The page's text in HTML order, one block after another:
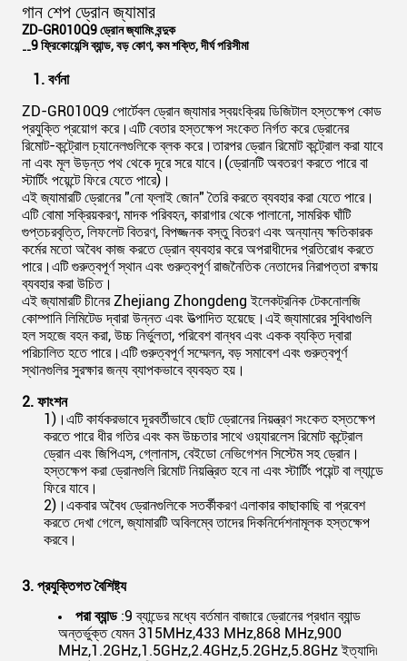
গান শেপ ড্রোন জ্যামার
ZD-GR010Q9 ড্রোন জ্যামিং বন্দুক
--9 ফ্রিকোয়েন্সি ব্যান্ড, বড় কোণ, কম শক্তি, দীর্ঘ পরিসীমা
1. বর্ণনা
ZD-GR010Q9 পোর্টেবল ড্রোন জ্যামার স্বয়ংক্রিয় ডিজিটাল হস্তক্ষেপ কোড
প্রযুক্তি প্রয়োগ করে।এটি বেতার হস্তক্ষেপ সংকেত নির্গত করে ড্রোনের
রিমোট-কন্ট্রোল চ্যানেলগুলিকে ব্লক করে।তারপর ড্রোন রিমোট কন্ট্রোল করা যাবে
না এবং মূল উড়ন্ত পথ থেকে দূরে সরে যাবে।(ড্রোনটি অবতরণ করতে পারে বা
স্টার্টিং পয়েন্টে ফিরে যেতে পারে)।
এই জ্যামারটি ড্রোনের "নো ফ্লাই জোন" তৈরি করতে ব্যবহার করা যেতে পারে।
এটি বোমা সক্রিয়করণ, মাদক পরিবহন, কারাগার থেকে পালানো, সামরিক ঘাঁটি
গুপ্তচরবৃত্তি, লিফলেট বিতরণ, বিপজ্জনক বস্তু বিতরণ এবং অন্যান্য ক্ষতিকারক
কর্মের মতো অবৈধ কাজ করতে ড্রোন ব্যবহার করে অপরাধীদের প্রতিরোধ করতে
পারে।এটি গুরুত্বপূর্ণ স্থান এবং গুরুত্বপূর্ণ রাজনৈতিক নেতাদের নিরাপত্তা রক্ষায়
ব্যবহার করা উচিত।
এই জ্যামারটি চীনের Zhejiang Zhongdeng ইলেকট্রনিক টেকনোলজি
কোম্পানি লিমিটেড দ্বারা উন্নত এবং উত্পাদিত হয়েছে।এই জ্যামারের সুবিধাগুলি
হল সহজে বহন করা, উচ্চ নির্ভুলতা, পরিবেশ বান্ধব এবং একক ব্যক্তি দ্বারা
পরিচালিত হতে পারে।এটি গুরুত্বপূর্ণ সম্মেলন, বড় সমাবেশ এবং গুরুত্বপূর্ণ
স্থানগুলির সুরক্ষার জন্য ব্যাপকভাবে ব্যবহৃত হয়।
2. ফাংশন
1)।এটি কার্যকরভাবে দূরবর্তীভাবে ছোট ড্রোনের নিয়ন্ত্রণ সংকেত হস্তক্ষেপ
করতে পারে ধীর গতির এবং কম উচ্চতার সাথে ওয়্যারলেস রিমোট কন্ট্রোল
ড্রোন এবং জিপিএস, গ্লোনাস, বেইডো নেভিগেশন সিস্টেম সহ ড্রোন।
হস্তক্ষেপ করা ড্রোনগুলি রিমোট নিয়ন্ত্রিত হবে না এবং স্টার্টিং পয়েন্ট বা ল্যান্ডে
ফিরে যাবে।
2)।একবার অবৈধ ড্রোনগুলিকে সতর্কীকরণ এলাকার কাছাকাছি বা প্রবেশ
করতে দেখা গেলে, জ্যামারটি অবিলম্বে তাদের দিকনির্দেশনামূলক হস্তক্ষেপ
করবে।
3. প্রযুক্তিগত বৈশিষ্ট্য
পরা ব্যান্ড :9 ব্যান্ডের মধ্যে বর্তমান বাজারে ড্রোনের প্রধান ব্যান্ড
অন্তর্ভুক্ত যেমন 315MHz,433 MHz,868 MHz,900
MHz,1.2GHz,1.5GHz,2.4GHz,5.2GHz,5.8GHz ইত্যাদি৷